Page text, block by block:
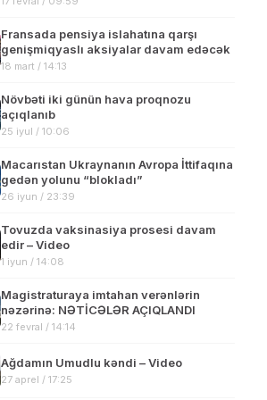
Fransada pensiya islahatına qarşı
genişmiqyaslı aksiyalar davam edəcək
18 mart / 14:13
Növbəti iki günün hava proqnozu
açıqlanıb
25 iyul / 10:06
Macarıstan Ukraynanın Avropa İttifaqına
gedən yolunu “blokladı”
26 iyun / 23:39
Tovuzda vaksinasiya prosesi davam
edir – Video
1 iyun / 14:08
Magistraturaya imtahan verənlərin
nəzərinə: NƏTİCƏLƏR AÇIQLANDI
22 fevral / 14:14
Ağdamın Umudlu kəndi – Video
27 aprel / 17:25